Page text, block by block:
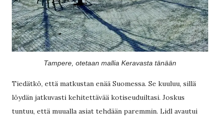
Tampere, otetaan mallia Keravasta tänään
Tiedätkö, että matkustan enää Suomessa. Se kuuluu, sillä
löydän jatkuvasti kehitettävää kotiseuduiltasi. Joskus
tuntuu, että muualla asiat tehdään paremmin. Lidl avautui